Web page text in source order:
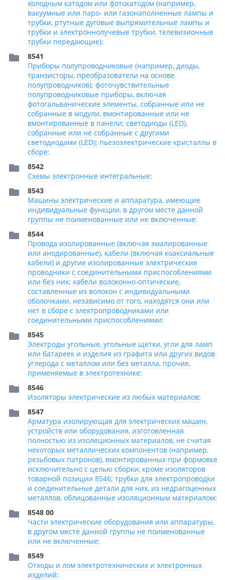
холодным катодом или фотокатодом (например,
вакуумные или паро- или газонаполненные лампы и
трубки, ртутные дуговые выпрямительные лампы и
трубки и электроннолучевые трубки, телевизионные
трубки передающие):
8541
Приборы полупроводниковые (например, диоды,
транзисторы, преобразователи на основе
полупроводников); фоточувствительные
полупроводниковые приборы, включая
фотогальванические элементы, собранные или не
собранные в модули, вмонтированные или не
вмонтированные в панели; светодиоды (LED),
собранные или не собранные с другими
светодиодами (LED); пьезоэлектрические кристаллы в
сборе:
8542
Схемы электронные интегральные:
8543
Машины электрические и аппаратура, имеющие
индивидуальные функции, в другом месте данной
группы не поименованные или не включенные:
8544
Провода изолированные (включая эмалированные
или анодированные), кабели (включая коаксиальные
кабели) и другие изолированные электрические
проводники с соединительными приспособлениями
или без них; кабели волоконно-оптические,
составленные из волокон с индивидуальными
оболочками, независимо от того, находятся они или
нет в сборе с электропроводниками или
соединительными приспособлениями:
8545
Электроды угольные, угольные щетки, угли для ламп
или батареек и изделия из графита или других видов
углерода с металлом или без металла, прочие,
применяемые в электротехнике:
8546
Изоляторы электрические из любых материалов:
8547
Арматура изолирующая для электрических машин,
устройств или оборудования, изготовленная
полностью из изоляционных материалов, не считая
некоторых металлических компонентов (например,
резьбовых патронов), вмонтированных при формовке
исключительно с целью сборки, кроме изоляторов
товарной позиции 8546; трубки для электропроводки
и соединительные детали для них, из недрагоценных
металлов, облицованные изоляционным материалом:
8548 00
Части электрические оборудования или аппаратуры,
в другом месте данной группы не поименованные
или не включенные:
8549
Отходы и лом электротехнических и электронных
изделий: